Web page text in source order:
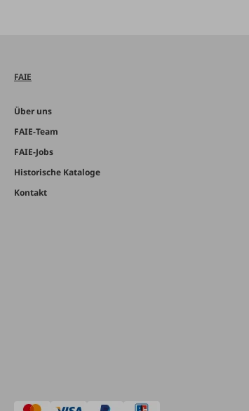
FAIE
Über uns
FAIE-Team
FAIE-Jobs
Historische Kataloge
Kontakt